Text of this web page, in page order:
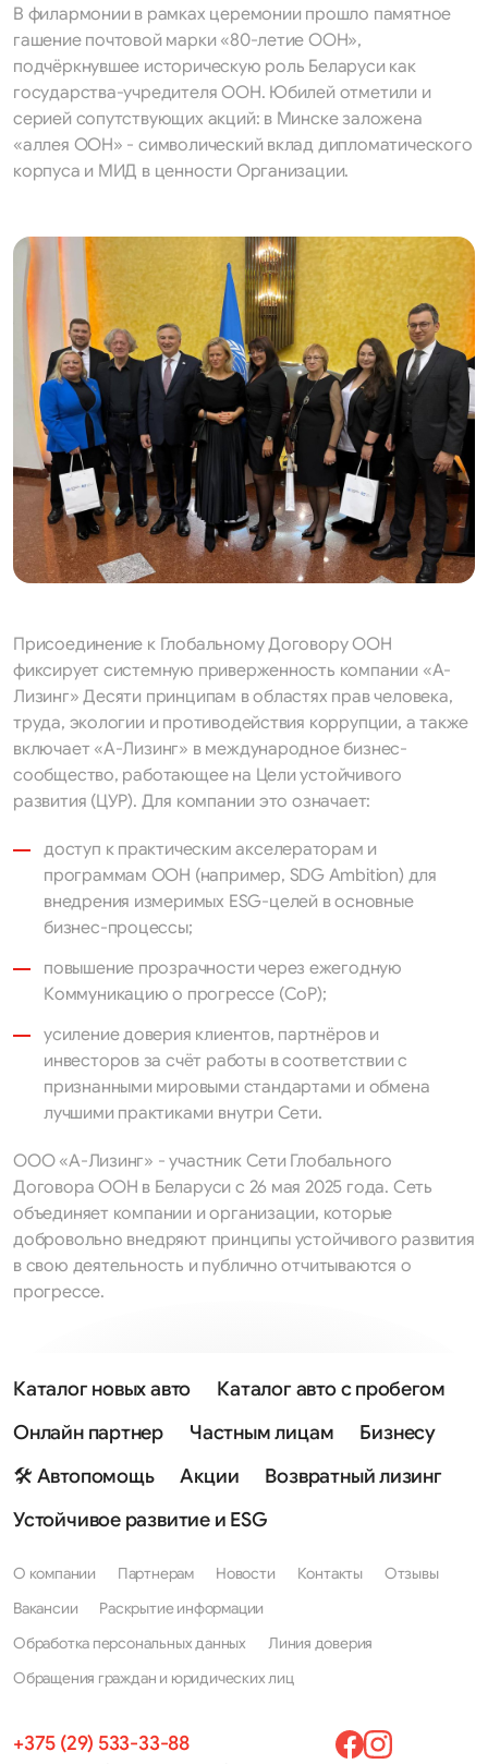
В филармонии в рамках церемонии прошло памятное
гашение почтовой марки «80-летие ООН»,
подчёркнувшее историческую роль Беларуси как
государства-учредителя ООН. Юбилей отметили и
серией сопутствующих акций: в Минске заложена
«аллея ООН» - символический вклад дипломатического
корпуса и МИД в ценности Организации.
Присоединение к Глобальному Договору ООН
фиксирует системную приверженность компании «А-
Лизинг» Десяти принципам в областях прав человека,
труда, экологии и противодействия коррупции, а также
включает «А-Лизинг» в международное бизнес-
сообщество, работающее на Цели устойчивого
развития (ЦУР). Для компании это означает:
доступ к практическим акселераторам и
программам ООН (например, SDG Ambition) для
внедрения измеримых ESG-целей в основные
бизнес-процессы;
повышение прозрачности через ежегодную
Коммуникацию о прогрессе (CoP);
усиление доверия клиентов, партнёров и
инвесторов за счёт работы в соответствии с
признанными мировыми стандартами и обмена
лучшими практиками внутри Сети.
ООО «А-Лизинг» - участник Сети Глобального
Договора ООН в Беларуси с 26 мая 2025 года. Сеть
объединяет компании и организации, которые
добровольно внедряют принципы устойчивого развития
в свою деятельность и публично отчитываются о
прогрессе.
Каталог новых авто
Каталог авто с пробегом
Онлайн партнер
Частным лицам
Бизнесу
🛠 Автопомощь
Акции
Возвратный лизинг
Устойчивое развитие и ESG
О компании Партнерам Новости Контакты
Отзывы
Вакансии
Раскрытие информации
Обработка персональных данных
Линия доверия
Обращения граждан и юридических лиц
+375 (29) 533-33-88